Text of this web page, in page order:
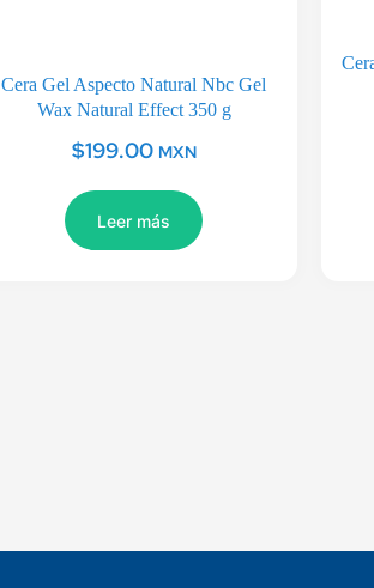
Cera Gel Aspecto Natural Nbc Gel
Wax Natural Effect 350 g
$199.00 MXN
Leer más